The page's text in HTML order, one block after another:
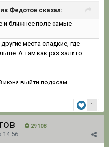
Федотов сказал:
и ближнее поле самые
места сладкие, где
А там как раз залито
июня выйти подосам.
1
29 108
14:56